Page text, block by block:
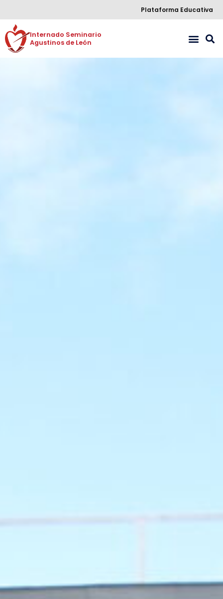
Plataforma Educativa
Internado Seminario
Agustinos de León